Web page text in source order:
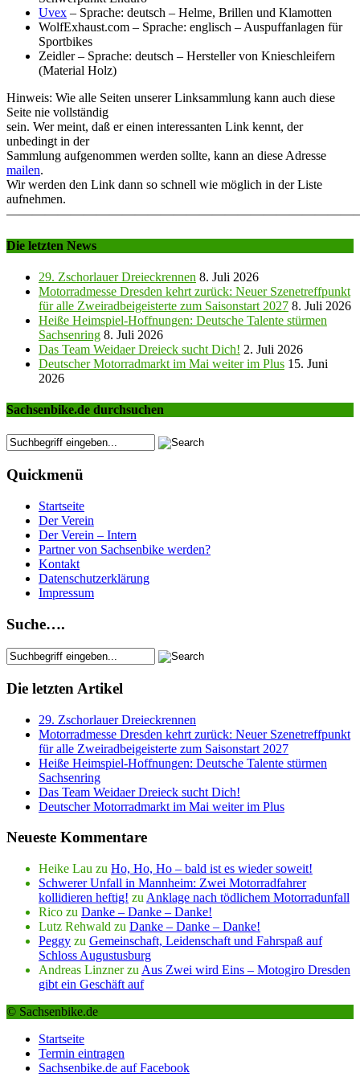
Uvex – Sprache: deutsch – Helme, Brillen und Klamotten
WolfExhaust.com – Sprache: englisch – Auspuffanlagen für
Sportbikes
Zeidler – Sprache: deutsch – Hersteller von Knieschleifern
(Material Holz)
Hinweis: Wie alle Seiten unserer Linksammlung kann auch diese
Seite nie vollständig
sein. Wer meint, daß er einen interessanten Link kennt, der
unbedingt in der
Sammlung aufgenommen werden sollte, kann an diese Adresse
mailen.
Wir werden den Link dann so schnell wie möglich in der Liste
aufnehmen.
Die letzten News
29. Zschorlauer Dreieckrennen 8. Juli 2026
Motorradmesse Dresden kehrt zurück: Neuer Szenetreffpunkt
für alle Zweiradbeigeisterte zum Saisonstart 2027 8. Juli 2026
Heiße Heimspiel-Hoffnungen: Deutsche Talente stürmen
Sachsenring 8. Juli 2026
Das Team Weidaer Dreieck sucht Dich! 2. Juli 2026
Deutscher Motorradmarkt im Mai weiter im Plus 15. Juni
2026
Sachsenbike.de durchsuchen
Quickmenü
Startseite
Der Verein
Der Verein – Intern
Partner von Sachsenbike werden?
Kontakt
Datenschutzerklärung
Impressum
Suche….
Die letzten Artikel
29. Zschorlauer Dreieckrennen
Motorradmesse Dresden kehrt zurück: Neuer Szenetreffpunkt
für alle Zweiradbeigeisterte zum Saisonstart 2027
Heiße Heimspiel-Hoffnungen: Deutsche Talente stürmen
Sachsenring
Das Team Weidaer Dreieck sucht Dich!
Deutscher Motorradmarkt im Mai weiter im Plus
Neueste Kommentare
Heike Lau zu Ho, Ho, Ho – bald ist es wieder soweit!
Schwerer Unfall in Mannheim: Zwei Motorradfahrer
kollidieren heftig! zu Anklage nach tödlichem Motorradunfall
Rico zu Danke – Danke – Danke!
Lutz Rehwald zu Danke – Danke – Danke!
Peggy zu Gemeinschaft, Leidenschaft und Fahrspaß auf
Schloss Augustusburg
Andreas Linznerzu Aus Zwei wird Eins – Motogiro Dresden
gibt ein Geschäft auf
© Sachsenbike.de
Startseite
Termin eintragen
Sachsenbike.de auf Facebook